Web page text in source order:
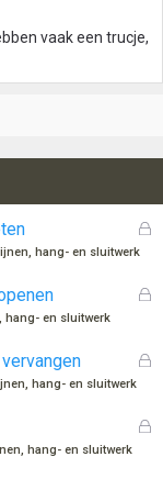
vaak een trucje,
G
n
hang- en sluitwerk
G
n
hang- en sluitwerk
G
hang- en sluitwerk
G
hang- en sluitwerk